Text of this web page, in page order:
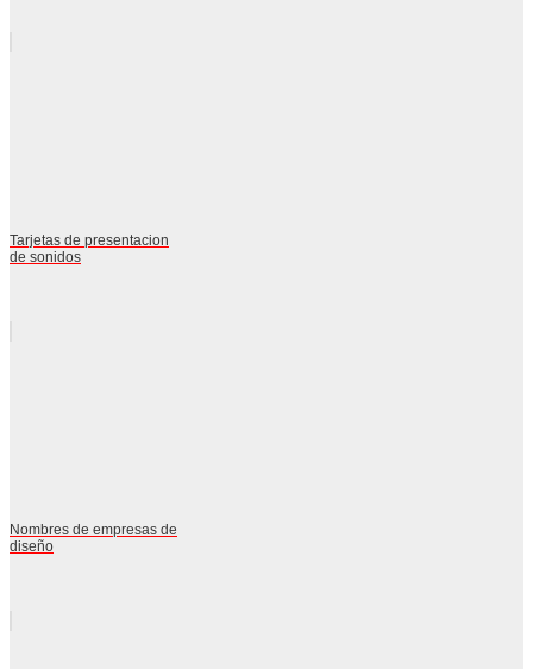
Tarjetas de presentacion
de sonidos
Nombres de empresas de
diseño